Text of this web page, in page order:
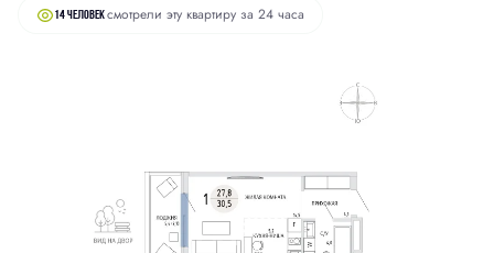
14 человексмотрели эту квартиру за 24 часа